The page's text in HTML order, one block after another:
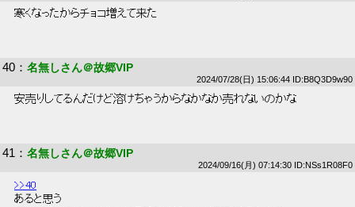
寒くなったからチョコ増えて来た
40 ： 名無しさん＠故郷VIP
2024/07/28(日) 15:06:44 ID:B8Q3D9w90
安売りしてるんだけど溶けちゃうからなかなか売れないのかな
41 ： 名無しさん＠故郷VIP
2024/09/16(月) 07:14:30 ID:NSs1R08F0
>>40
あると思う